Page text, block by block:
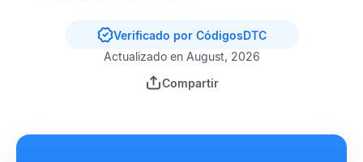
Verificado por CódigosDTC
Actualizado en August, 2026
Compartir